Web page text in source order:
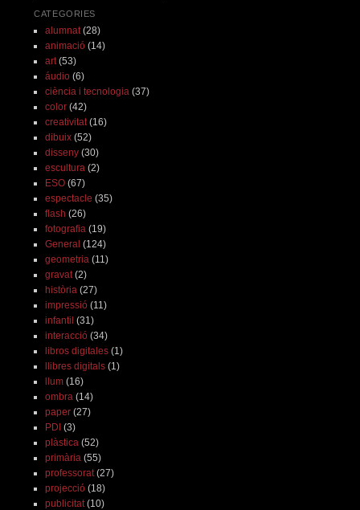
CATEGORIES
alumnat(28)
animació(14)
art(53)
áudio(6)
ciència i tecnologia(37)
color(42)
creativitat(16)
dibuix(52)
disseny(30)
escultura(2)
ESO(67)
espectacle (35)
flash (26)
fotografia(19)
General (124)
geometria(11)
gravat(2)
història(27)
impressió(11)
infantil (31)
interacció(34)
libros digitales(1)
llibres digitals(1)
llum(16)
ombra(14)
paper(27)
PDI (3)
plàstica(52)
primària(55)
professorat(27)
projecció(18)
publicitat(10)